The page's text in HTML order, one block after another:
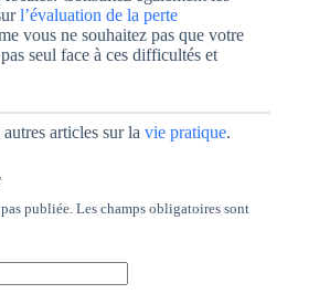
l’évaluation de la perte
vous ne souhaitez pas que votre
seul face à ces difficultés et
articles sur la vie pratique.
publiée. Les champs obligatoires sont